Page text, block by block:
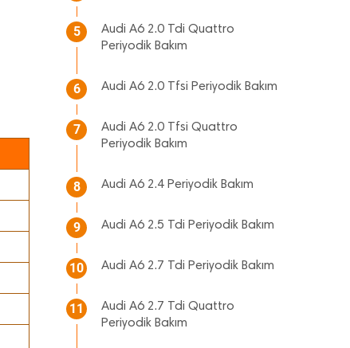
5
Audi A6 2.0 Tdi Quattro
Periyodik Bakım
6 Audi A6 2.0 Tfsi Periyodik Bakım
7
Audi A6 2.0 Tfsi Quattro
Periyodik Bakım
8 Audi A6 2.4 Periyodik Bakım
9 Audi A6 2.5 Tdi Periyodik Bakım
10 Audi A6 2.7 Tdi Periyodik Bakım
11
Audi A6 2.7 Tdi Quattro
Periyodik Bakım